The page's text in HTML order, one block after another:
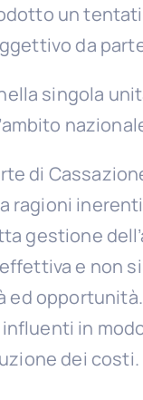
un
da
singola
di
gestione
e non
ed
in
dei costi.